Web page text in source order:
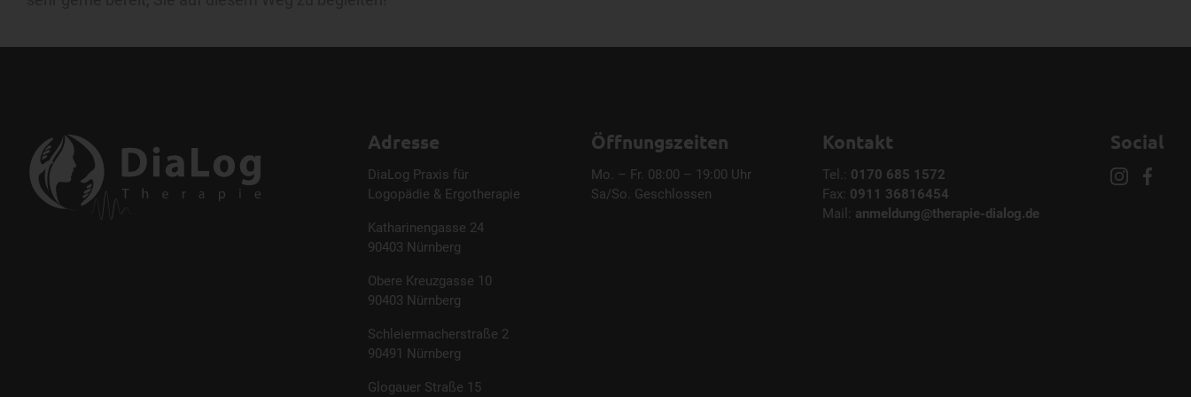
Adresse
DiaLog Praxis für
Logopädie & Ergotherapie
Katharinengasse 24
90403 Nürnberg
Obere Kreuzgasse 10
90403 Nürnberg
Schleiermacherstraße 2
90491 Nürnberg
Glogauer Straße 15
Öffnungszeiten
Mo. – Fr. 08:00 – 19:00 Uhr
Sa/So. Geschlossen
Kontakt
Tel.: 0170 685 1572
Fax: 0911 36816454
Mail: anmeldung@therapie-dialog.de
Social